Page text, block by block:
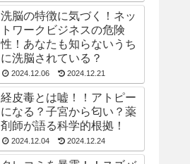
洗脳の特徴に気づく！ネッ
トワークビジネスの危険
性！あなたも知らないうち
に洗脳されている？
2024.12.06 2024.12.21
経皮毒とは嘘！！アトピー
になる？子宮から匂い？薬
剤師が語る科学的根拠！
2024.12.04 2024.12.24